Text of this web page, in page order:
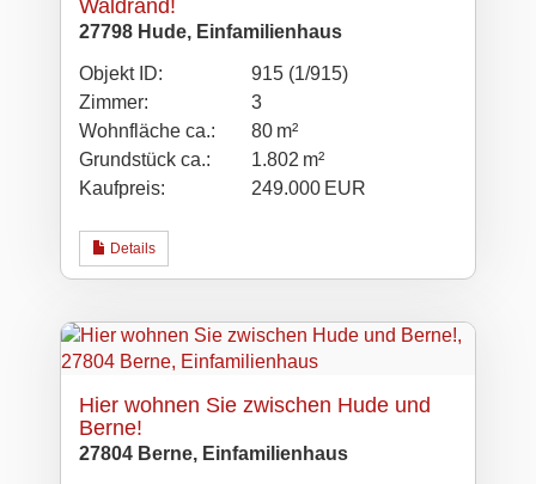
Waldrand!
27798 Hude, Einfamilienhaus
Objekt ID:
915 (1/915)
Zimmer:
3
Wohnfläche ca.:
80 m²
Grund­stück ca.:
1.802 m²
Kaufpreis:
249.000 EUR
Details
Hier wohnen Sie zwischen Hude und
Berne!
27804 Berne, Einfamilienhaus